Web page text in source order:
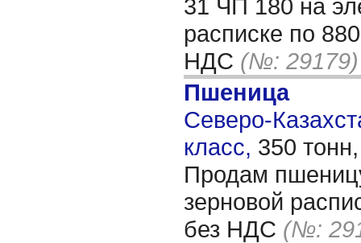
31 ЧП 180 на
расписке по
НДС (№: 29179)
Пшеница
Северо-
класс, 350
Продам
зерновой
без НДС (№: